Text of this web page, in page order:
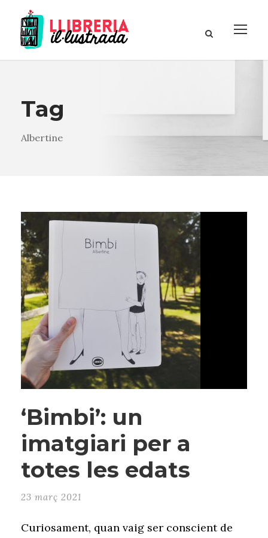
Tag
Albertine
‘Bimbi’: un
imatgiari per a
totes les edats
23 març 2021
Curiosament, quan vaig ser conscient de